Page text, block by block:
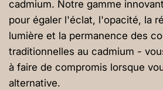
cadmium. Notre gamme
pour égaler l'éclat, l'opacité, la
lumière et la permanence des
traditionnelles au cadmium -
à faire de compromis lorsque
alternative.